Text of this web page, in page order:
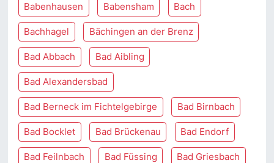
Babenhausen Babensham Bach
Bachhagel Bächingen an der Brenz
Bad Abbach Bad Aibling
Bad Alexandersbad
Bad Berneck im Fichtelgebirge Bad Birnbach
Bad Bocklet Bad Brückenau Bad Endorf
Bad Feilnbach Bad Füssing Bad Griesbach